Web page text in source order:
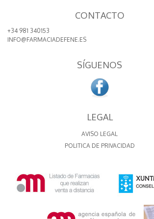
CONTACTO
+34 981 340153
INFO@FARMACIADEFENE.ES
SÍGUENOS
LEGAL
AVISO LEGAL
POLITICA DE PRIVACIDAD